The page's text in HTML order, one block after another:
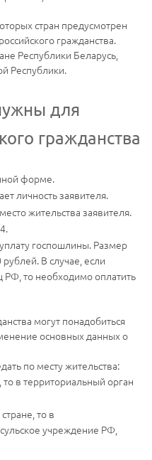
стран предусмотрен
гражданства.
Республики Беларусь,
Республики.
для
гражданства
форме.
личность заявителя.
жительства заявителя.
госпошлины. Размер
В случае, если
РФ, то необходимо оплатить
могут понадобиться
основных данных о
по месту жительства:
в территориальный орган
то в
учреждение РФ,